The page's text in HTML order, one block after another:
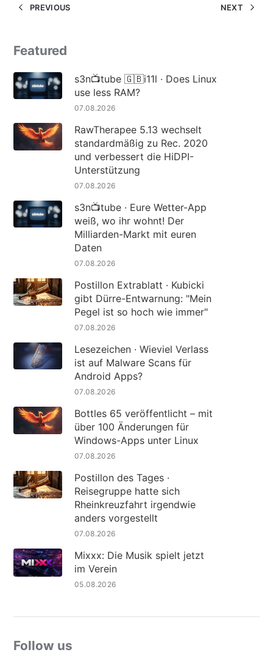
PREVIOUS NEXT
Featured
s3n📺tube 🇬🇧i11l · Does Linux
use less RAM?
07.08.2026
RawTherapee 5.13 wechselt
standardmäßig zu Rec. 2020
und verbessert die HiDPI-
Unterstützung
07.08.2026
s3n📺tube · Eure Wetter-App
weiß, wo ihr wohnt! Der
Milliarden-Markt mit euren
Daten
07.08.2026
Postillon Extrablatt · Kubicki
gibt Dürre-Entwarnung: "Mein
Pegel ist so hoch wie immer"
07.08.2026
Lesezeichen · Wieviel Verlass
ist auf Malware Scans für
Android Apps?
07.08.2026
Bottles 65 veröffentlicht – mit
über 100 Änderungen für
Windows-Apps unter Linux
07.08.2026
Postillon des Tages ·
Reisegruppe hatte sich
Rheinkreuzfahrt irgendwie
anders vorgestellt
07.08.2026
Mixxx: Die Musik spielt jetzt
im Verein
05.08.2026
Follow us